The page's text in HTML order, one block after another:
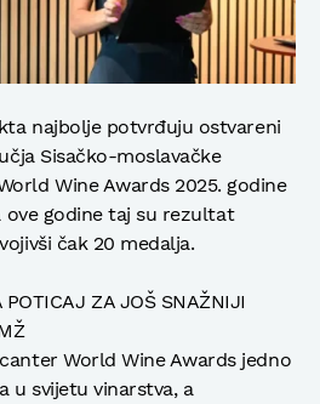
najbolje potvrđuju ostvareni
Sisačko-moslavačke
Wine Awards 2025. godine
ove godine taj su rezultat
čak 20 medalja.
POTICAJ ZA JOŠ SNAŽNIJI
World Wine Awards jedno
u svijetu vinarstva, a